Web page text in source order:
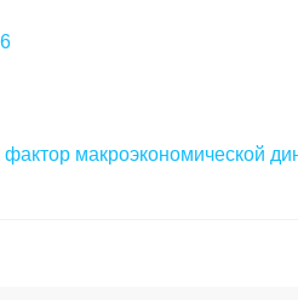
фактор макроэкономической